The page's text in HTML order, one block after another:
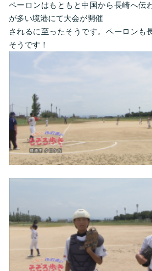
ペーロンはもともと中国から長崎へ伝
が多い境港にて大会が開催
されるに至ったそうです。ペーロンも
そうです！